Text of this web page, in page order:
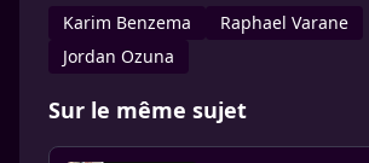
Karim Benzema
Raphael Varane
Jordan Ozuna
Sur le même sujet